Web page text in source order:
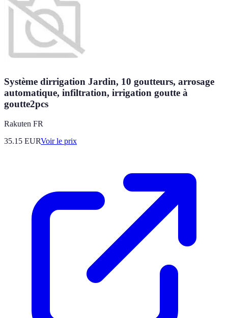
Système dirrigation Jardin, 10 goutteurs, arrosage
automatique, infiltration, irrigation goutte à
goutte2pcs
Rakuten FR
35.15 EURVoir le prix